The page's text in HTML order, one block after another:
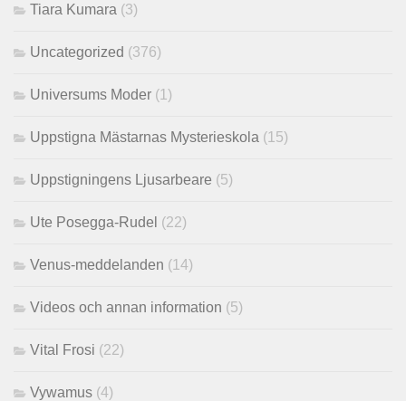
Tiara Kumara (3)
Uncategorized (376)
Universums Moder (1)
Uppstigna Mästarnas Mysterieskola (15)
Uppstigningens Ljusarbeare (5)
Ute Posegga-Rudel (22)
Venus-meddelanden (14)
Videos och annan information (5)
Vital Frosi (22)
Vywamus (4)